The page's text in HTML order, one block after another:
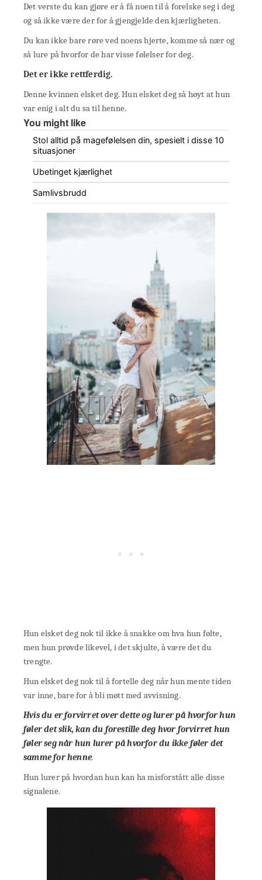
Det verste du kan gjøre er å få noen til å forelske seg i deg
og så ikke være der for å gjengjelde den kjærligheten.
Du kan ikke bare røre ved noens hjerte, komme så nær og
så lure på hvorfor de har visse følelser for deg.
Det er ikke rettferdig.
Denne kvinnen elsket deg. Hun elsket deg så høyt at hun
var enig i alt du sa til henne.
You might like
Stol alltid på magefølelsen din, spesielt i disse 10
situasjoner
Ubetinget kjærlighet
Samlivsbrudd
Hun elsket deg nok til ikke å snakke om hva hun følte,
men hun prøvde likevel, i det skjulte, å være det du
trengte.
Hun elsket deg nok til å fortelle deg når hun mente tiden
var inne, bare for å bli møtt med avvisning.
Hvis du er forvirret over dette og lurer på hvorfor hun
føler det slik, kan du forestille deg hvor forvirret hun
føler seg når hun lurer på hvorfor du ikke føler det
samme for henne.
Hun lurer på hvordan hun kan ha misforstått alle disse
signalene.